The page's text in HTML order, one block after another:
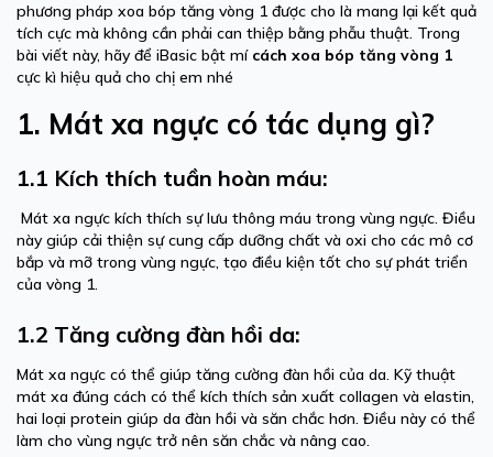
phương pháp xoa bóp tăng vòng 1 được cho là mang lại kết quả
tích cực mà không cần phải can thiệp bằng phẫu thuật. Trong
bài viết này, hãy để iBasic bật mí cách xoa bóp tăng vòng 1
cực kì hiệu quả cho chị em nhé
1. Mát xa ngực có tác dụng gì?
1.1 Kích thích tuần hoàn máu:
Mát xa ngực kích thích sự lưu thông máu trong vùng ngực. Điều
này giúp cải thiện sự cung cấp dưỡng chất và oxi cho các mô cơ
bắp và mỡ trong vùng ngực, tạo điều kiện tốt cho sự phát triển
của vòng 1.
1.2 Tăng cường đàn hồi da:
Mát xa ngực có thể giúp tăng cường đàn hồi của da. Kỹ thuật
mát xa đúng cách có thể kích thích sản xuất collagen và elastin,
hai loại protein giúp da đàn hồi và săn chắc hơn. Điều này có thể
làm cho vùng ngực trở nên săn chắc và nâng cao.